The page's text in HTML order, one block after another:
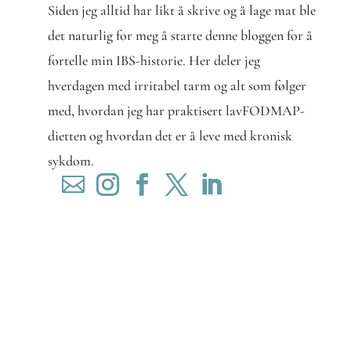
Siden jeg alltid har likt å skrive og å lage mat ble
det naturlig for meg å starte denne bloggen for å
fortelle min IBS-historie. Her deler jeg
hverdagen med irritabel tarm og alt som følger
med, hvordan jeg har praktisert lavFODMAP-
dietten og hvordan det er å leve med kronisk
sykdom.